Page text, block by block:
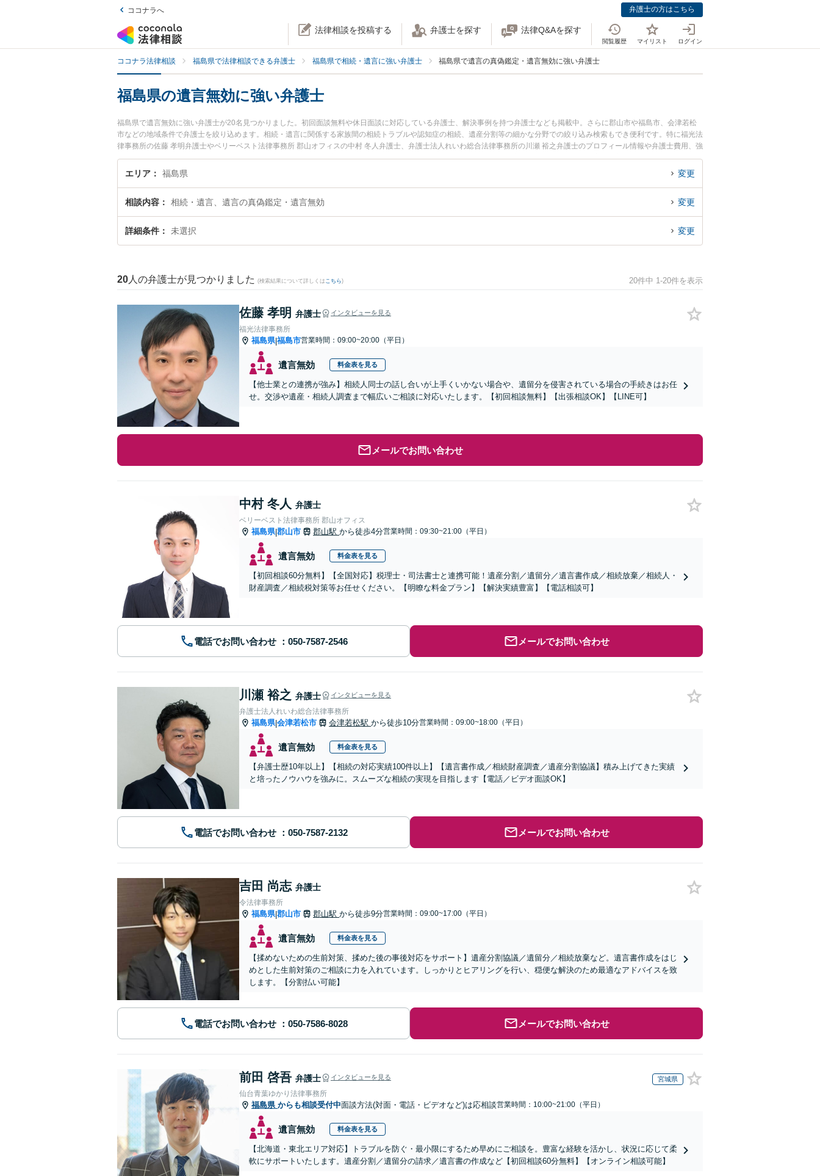
ココナラへ 弁護士の方はこちら
法律相談を投稿する 弁護士を探す 法律Q&Aを探す
閲覧履歴 マイリスト ログイン
ココナラ法律相談 福島県で法律相談できる弁護士 福島県で相続・遺言に強い弁護士 福島県で遺言の真偽鑑定・遺言無効に強い弁護士
福島県の遺言無効に強い弁護士
福島県で遺言無効に強い弁護士が20名見つかりました。初回面談無料や休日面談に対応している弁護士、解決事例を持つ弁護士なども掲載中。さらに郡山市や福島市、会津若松
市などの地域条件で弁護士を絞り込めます。相続・遺言に関係する家族間の相続トラブルや認知症の相続、遺産分割等の細かな分野での絞り込み検索もでき便利です。特に福光法
律事務所の佐藤 孝明弁護士やベリーベスト法律事務所 郡山オフィスの中村 冬人弁護士、弁護士法人れいわ総合法律事務所の川瀬 裕之弁護士のプロフィール情報や弁護士費用、強
みなどが注目されています。『福島県で土日や夜間に発生した遺言無効のトラブルを今すぐに弁護士に相談したい』『遺言無効のトラブル解決の実績豊富な近くの弁護士を検索し
たい』『初回相談無料で遺言無効を法律相談できる福島県内の弁護士に相談予約したい』などでお困りの相談者さんにおすすめです。
エリア 福島県 変更
相談内容 相続・遺言、遺言の真偽鑑定・遺言無効 変更
詳細条件 未選択 変更
20 人の弁護士が見つかりました (検索結果について詳しくは こちら) 20件中 1-20件を表示
佐藤 孝明 弁護士 インタビューを見る
福光法律事務所
福島県|福島市営業時間：09:00~20:00（平日）
遺言無効 料金表を見る
【他士業との連携が強み】相続人同士の話し合いが上手くいかない場合や、遺留分を侵害されている場合の手続きはお任
せ。交渉や遺産・相続人調査まで幅広いご相談に対応いたします。【初回相談無料】【出張相談OK】【LINE可】
メールでお問い合わせ
中村 冬人 弁護士
ベリーベスト法律事務所 郡山オフィス
福島県|郡山市 郡山駅 から徒歩4分営業時間：09:30~21:00（平日）
遺言無効 料金表を見る
【初回相談60分無料】【全国対応】税理士・司法書士と連携可能！遺産分割／遺留分／遺言書作成／相続放棄／相続人・
財産調査／相続税対策等お任せください。【明瞭な料金プラン】【解決実績豊富】【電話相談可】
電話でお問い合わせ メールでお問い合わせ
川瀬 裕之 弁護士 インタビューを見る
弁護士法人れいわ総合法律事務所
福島県|会津若松市 会津若松駅 から徒歩10分営業時間：09:00~18:00（平日）
遺言無効 料金表を見る
【弁護士歴10年以上】【相続の対応実績100件以上】【遺言書作成／相続財産調査／遺産分割協議】積み上げてきた実績
と培ったノウハウを強みに。スムーズな相続の実現を目指します【電話／ビデオ面談OK】
電話でお問い合わせ メールでお問い合わせ
吉田 尚志 弁護士
令法律事務所
福島県|郡山市 郡山駅 から徒歩9分営業時間：09:00~17:00（平日）
遺言無効 料金表を見る
【揉めないための生前対策、揉めた後の事後対応をサポート】遺産分割協議／遺留分／相続放棄など。遺言書作成をはじ
めとした生前対策のご相談に力を入れています。しっかりとヒアリングを行い、穏便な解決のため最適なアドバイスを致
します。【分割払い可能】
電話でお問い合わせ メールでお問い合わせ
前田 啓吾 弁護士 インタビューを見る 宮城県
仙台青葉ゆかり法律事務所
福島県 からも相談受付中面談方法(対面・電話・ビデオなど)は応相談営業時間：10:00~21:00（平日）
遺言無効 料金表を見る
【北海道・東北エリア対応】トラブルを防ぐ・最小限にするため早めにご相談を。豊富な経験を活かし、状況に応じて柔
軟にサポートいたします。遺産分割／遺留分の請求／遺言書の作成など【初回相談60分無料】【オンライン相談可能】